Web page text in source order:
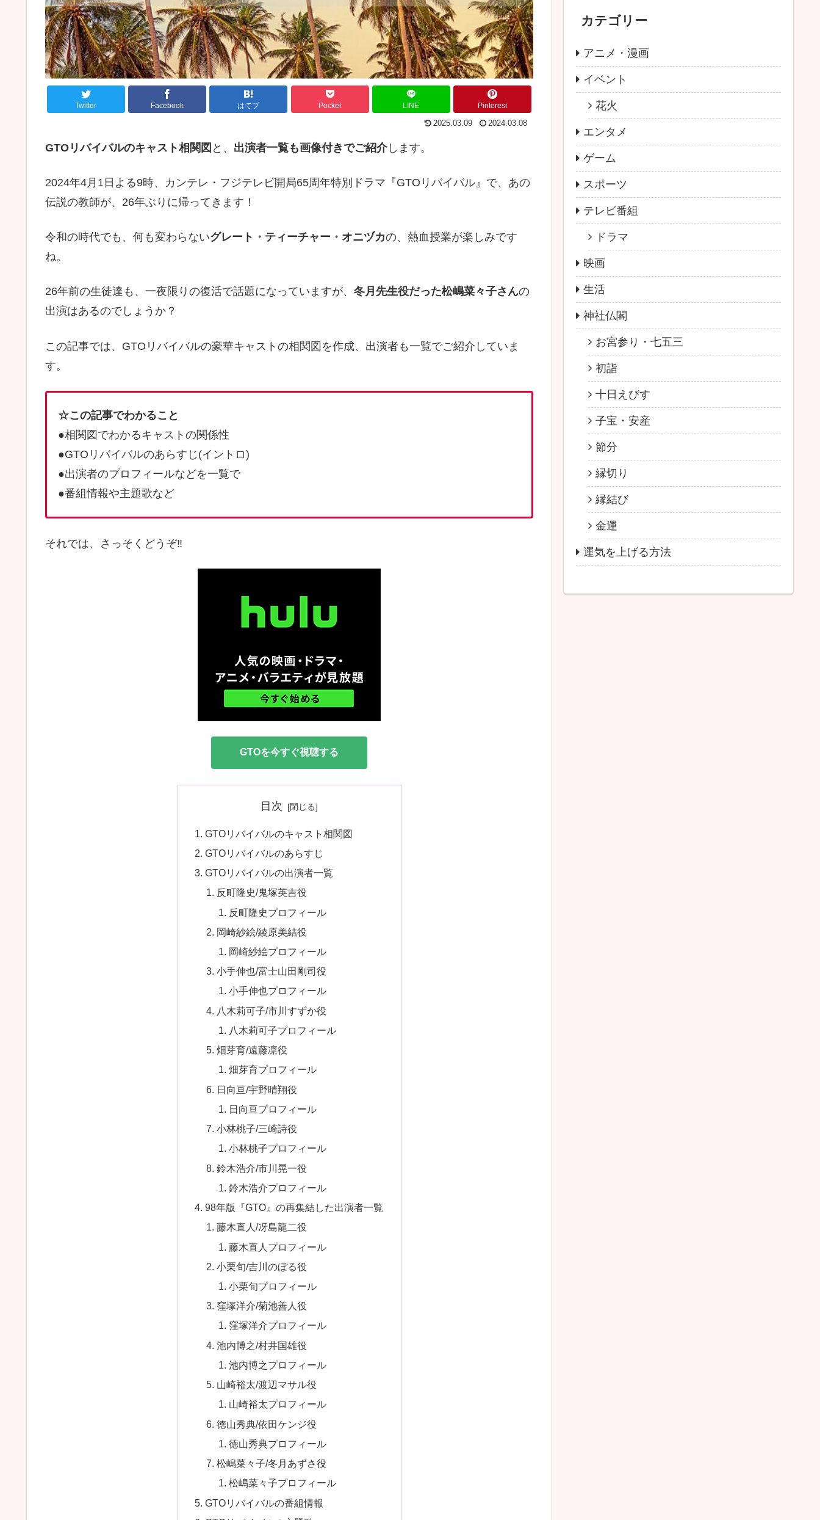
Twitter Facebook はてブ Pocket LINE Pinterest
2025.03.09 2024.03.08
GTOリバイバルのキャスト相関図 と、 出演者一覧も画像付きでご紹介します。
2024年4月1日よる9時、カンテレ・フジテレビ開局65周年特別ドラマ『GTOリバイバル』で、あの
伝説の教師が、26年ぶりに帰ってきます！
令和の時代でも、何も変わらないグレート・ティーチャー・オニヅカの、熱血授業が楽しみです
ね。
26年前の生徒達も、一夜限りの復活で話題になっていますが、 冬月先生役だった松嶋菜々子さんの
出演はあるのでしょうか？
この記事では、GTOリバイバルの豪華キャストの相関図を作成、出演者も一覧でご紹介していま
す。
☆この記事でわかること
●相関図でわかるキャストの関係性
●GTOリバイバルのあらすじ(イントロ)
●出演者のプロフィールなどを一覧で
●番組情報や主題歌など
それでは、さっそくどうぞ‼
GTOを今すぐ視聴する
目次
GTOリバイバルのキャスト相関図
GTOリバイバルのあらすじ
GTOリバイバルの出演者一覧
反町隆史/鬼塚英吉役
反町隆史プロフィール
岡崎紗絵/綾原美結役
岡崎紗絵プロフィール
小手伸也/富士山田剛司役
小手伸也プロフィール
八木莉可子/市川すずか役
八木莉可子プロフィール
畑芽育/遠藤凛役
畑芽育プロフィール
日向亘/宇野晴翔役
日向亘プロフィール
小林桃子/三崎詩役
小林桃子プロフィール
鈴木浩介/市川晃一役
鈴木浩介プロフィール
98年版『GTO』の再集結した出演者一覧
藤木直人/冴島龍二役
藤木直人プロフィール
小栗旬/吉川のぼる役
小栗旬プロフィール
窪塚洋介/菊池善人役
窪塚洋介プロフィール
池内博之/村井国雄役
池内博之プロフィール
山崎裕太/渡辺マサル役
山崎裕太プロフィール
徳山秀典/依田ケンジ役
徳山秀典プロフィール
松嶋菜々子/冬月あずさ役
松嶋菜々子プロフィール
GTOリバイバルの番組情報
カテゴリー
アニメ・漫画
イベント
花火
エンタメ
ゲーム
スポーツ
テレビ番組
ドラマ
映画
生活
神社仏閣
お宮参り・七五三
初詣
十日えびす
子宝・安産
節分
縁切り
縁結び
金運
運気を上げる方法